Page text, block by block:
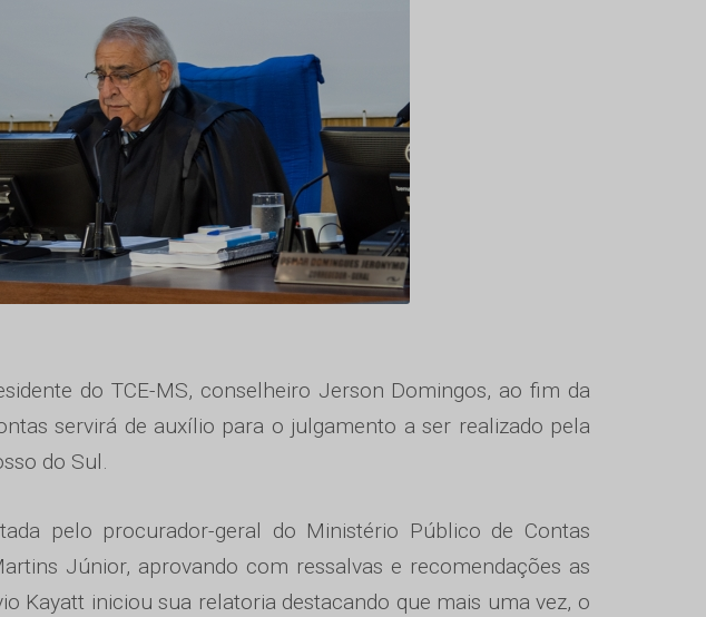
do TCE-MS, conselheiro Jerson Domingos, ao fim da
servirá de auxílio para o julgamento a ser realizado pela
do Sul.
pelo procurador-geral do Ministério Público de Contas
Júnior, aprovando com ressalvas e recomendações as
Kayatt iniciou sua relatoria destacando que mais uma vez, o